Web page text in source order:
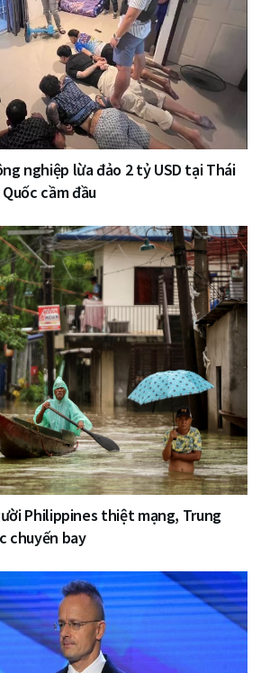
nghiệp lừa đảo 2 tỷ USD tại Thái
cầm đầu
Philippines thiệt mạng, Trung
chuyến bay